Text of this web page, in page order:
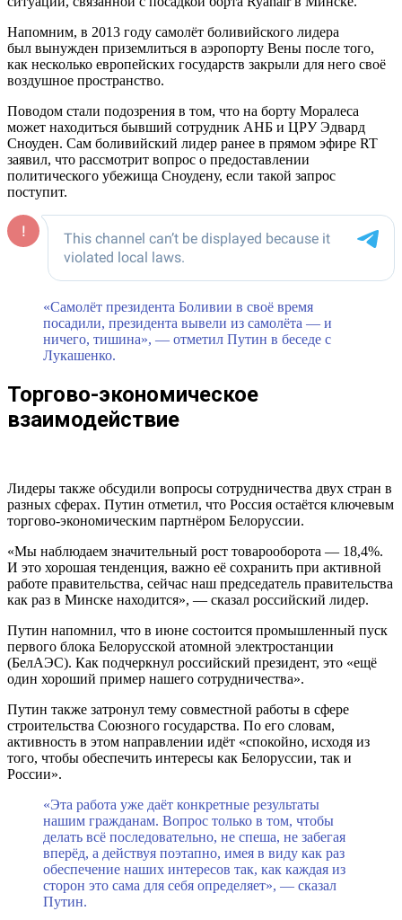
Напомним, в 2013 году самолёт боливийского лидера
был вынужден приземлиться в аэропорту Вены после того,
как несколько европейских государств закрыли для него своё
воздушное пространство.
Поводом стали подозрения в том, что на борту Моралеса
может находиться бывший сотрудник АНБ и ЦРУ Эдвард
Сноуден. Сам боливийский лидер ранее в прямом эфире RT
заявил, что рассмотрит вопрос о предоставлении
политического убежища Сноудену, если такой запрос
поступит.
«Самолёт президента Боливии в своё время
посадили, президента вывели из самолёта — и
ничего, тишина», — отметил Путин в беседе с
Лукашенко.
Торгово-экономическое
взаимодействие
Лидеры также обсудили вопросы сотрудничества двух стран в
разных сферах. Путин отметил, что Россия остаётся ключевым
торгово-экономическим партнёром Белоруссии.
«Мы наблюдаем значительный рост товарооборота — 18,4%.
И это хорошая тенденция, важно её сохранить при активной
работе правительства, сейчас наш председатель правительства
как раз в Минске находится», — сказал российский лидер.
Путин напомнил, что в июне состоится промышленный пуск
первого блока Белорусской атомной электростанции
(БелАЭС). Как подчеркнул российский президент, это «ещё
один хороший пример нашего сотрудничества».
Путин также затронул тему совместной работы в сфере
строительства Союзного государства. По его словам,
активность в этом направлении идёт «спокойно, исходя из
того, чтобы обеспечить интересы как Белоруссии, так и
России».
«Эта работа уже даёт конкретные результаты
нашим гражданам. Вопрос только в том, чтобы
делать всё последовательно, не спеша, не забегая
вперёд, а действуя поэтапно, имея в виду как раз
обеспечение наших интересов так, как каждая из
сторон это сама для себя определяет», — сказал
Путин.